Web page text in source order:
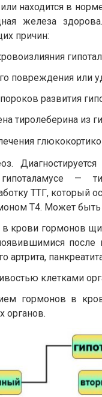
находится в
железа
причин:
повреждения или
развития
тиролеберина из
—
ТТГ, который
Т4. Может
крови гормонов
после
артрита,
клетками
гормонов в
органов.